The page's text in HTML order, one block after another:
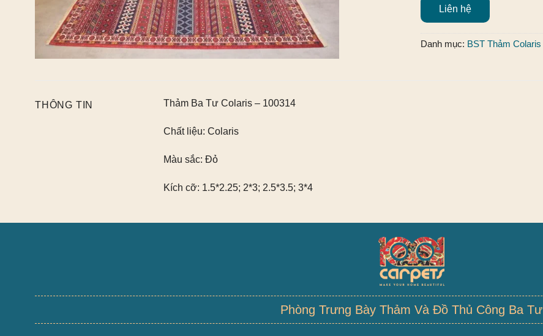
Liên hệ
Danh mục: BST Thảm Colaris
THÔNG TIN Thảm Ba Tư Colaris – 100314
Chất liệu: Colaris
Màu sắc: Đỏ
Kích cỡ: 1.5*2.25; 2*3; 2.5*3.5; 3*4
Phòng Trưng Bày Thảm Và Đồ Thủ Công Ba Tư